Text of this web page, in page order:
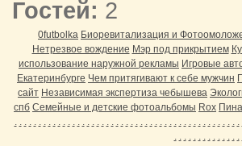
Гостей: 2
0futbolka Биоревитализация и
Нетрезвое вождение Мэр под прикрытием
использование наружной рекламы Игровые
Екатеринбурге Чем притягивают к себе мужчин
сайт Независимая экспертиза чебышева
спб Семейные и детские фотоальбомы Rox
. . . . . . . . . . . . . . . . . . . . . . . . . . . . . . . . . . . . . . . . . . . . . . .
. . . . . . . . . . . . . .